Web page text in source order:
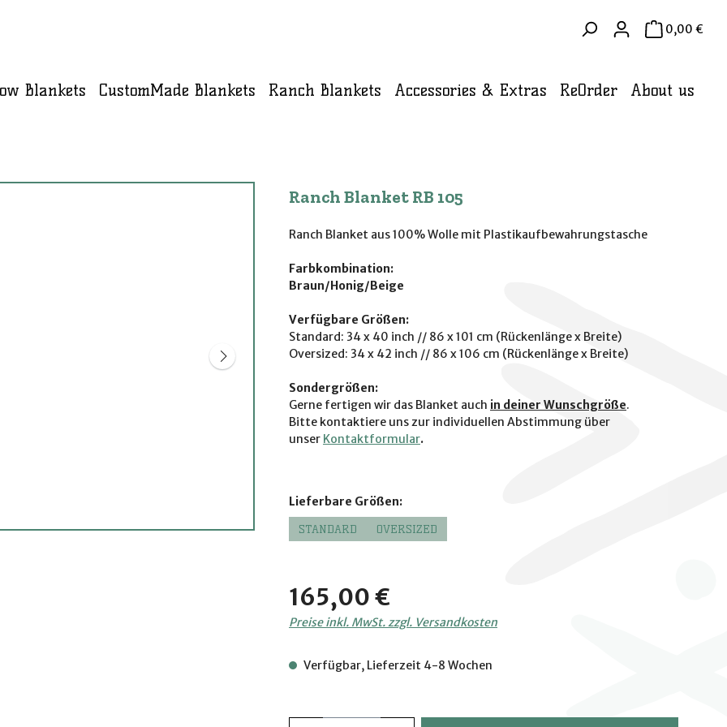
0,00 €
Blankets CustomMade Blankets Ranch Blankets Accessories & Extras ReOrder About us
Ranch Blanket RB 105
Ranch Blanket aus 100% Wolle mit Plastikaufbewahrungstasche
Farbkombination:
Braun/Honig/Beige
Verfügbare Größen:
Standard: 34 x 40 inch // 86 x 101 cm (Rückenlänge x Breite)
Oversized: 34 x 42 inch // 86 x 106 cm (Rückenlänge x Breite)
Sondergrößen:
Gerne fertigen wir das Blanket auch in deiner Wunschgröße.
Bitte kontaktiere uns zur individuellen Abstimmung über
unser Kontaktformular.
Regulärer Preis:
165,00 €
Preise inkl. MwSt. zzgl. Versandkosten
Verfügbar, Lieferzeit 4-8 Wochen
Lieferbare Größen:auswählen
STANDARD
OVERSIZED